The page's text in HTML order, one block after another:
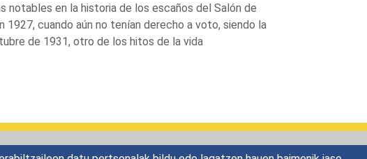
notables en la historia de los escaños del Salón de
1927, cuando aún no tenían derecho a voto, siendo la
de 1931, otro de los hitos de la vida